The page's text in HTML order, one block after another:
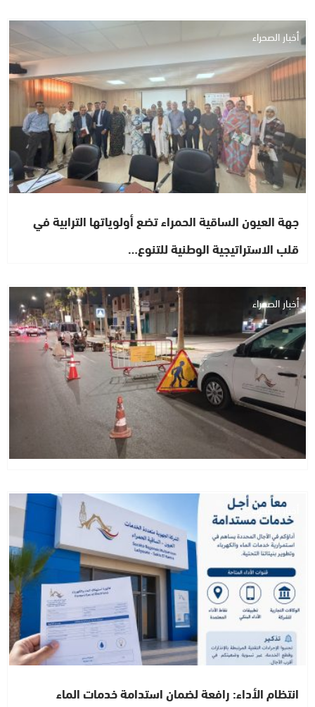
أخبار الصحراء
جهة العيون الساقية الحمراء تضع أولوياتها الترابية في
قلب الاستراتيجية الوطنية للتنوع…
أخبار الصحراء
أخبار الصحراء
انتظام الأداء: رافعة لضمان استدامة خدمات الماء